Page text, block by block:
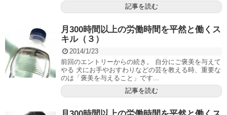
記事を読む
月300時間以上の労働時間を平然と働くス
キル（３）
2014/1/23
前回のエントリーからの続き。 自分にご褒美を与えて
やる 犬にお手やおすわりなどの芸を教える時、重要な
のは「褒美を与えること」です...
記事を読む